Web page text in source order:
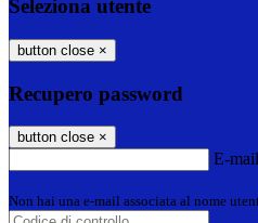
Seleziona utente
button close ×
Recupero password
button close ×
E-mail
Non hai una e-mail associata al nome